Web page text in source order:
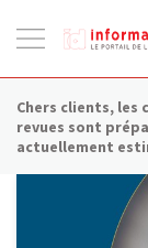
la
Chers clients, les
revues sont
actuellement